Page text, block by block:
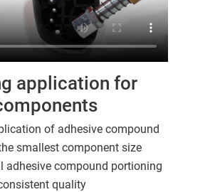
application for
of adhesive compound
smallest component size
adhesive compound portioning
quality